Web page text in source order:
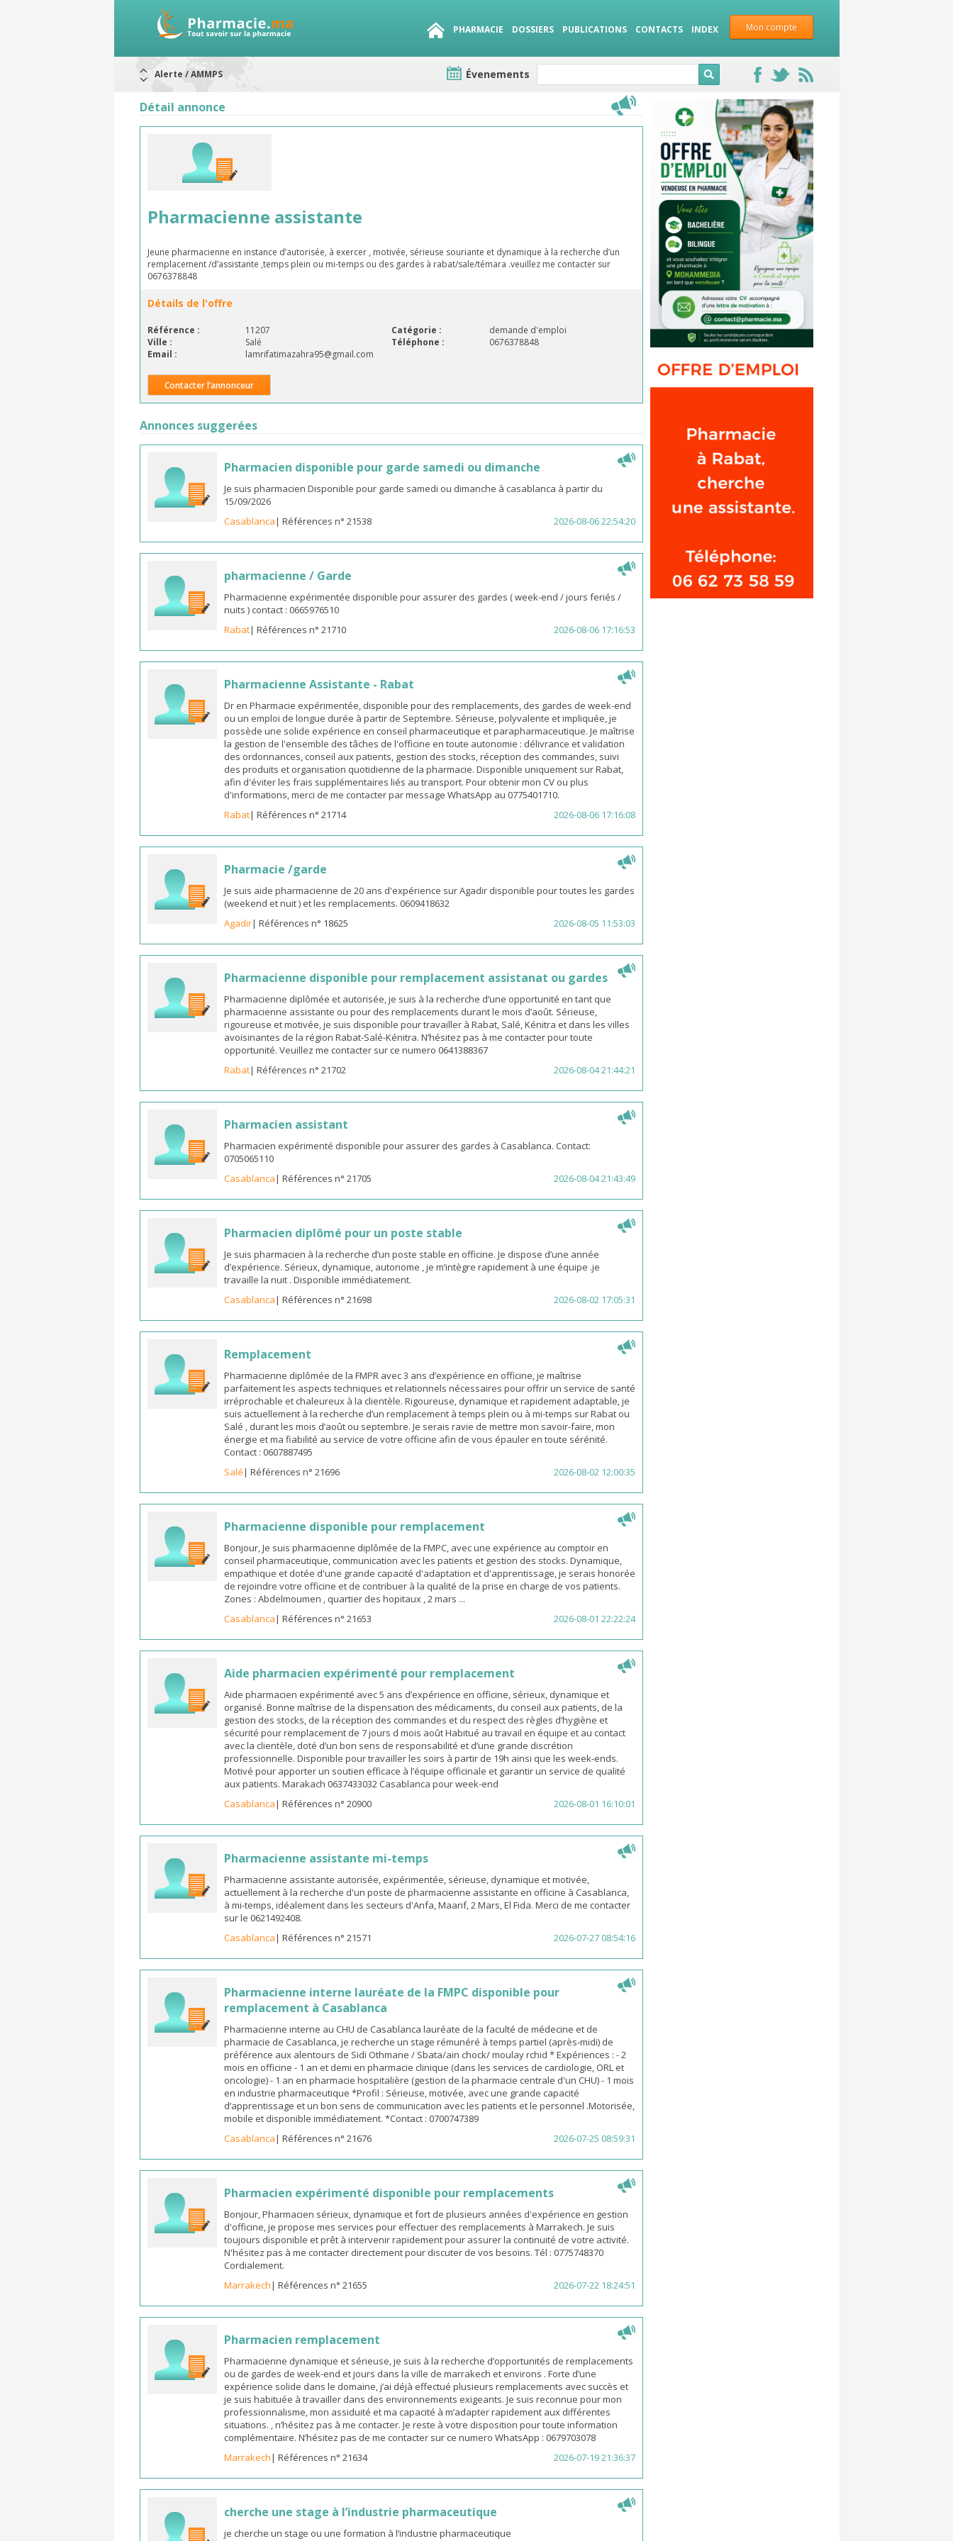
Mon compte
PHARMACIE DOSSIERS PUBLICATIONS CONTACTS INDEX
Alerte / AMMPS
ARRÊT DE COMMERCIALISATION
Rappel de lots : préparations lactées
Évenements
Détail annonce
Pharmacienne assistante
Jeune pharmacienne en instance d’autorisée, à exercer , motivée, sérieuse souriante et dynamique à la recherche d’un
remplacement /d’assistante ,temps plein ou mi-temps ou des gardes à rabat/sale/témara .veuillez me contacter sur
0676378848
Détails de l'offre
Référence : 11207 Catégorie :
demande d'emploi
Ville :
Salé Téléphone :
0676378848
Email :
lamrifatimazahra95@gmail.com
Contacter l’annonceur
Annonces suggerées
Pharmacien disponible pour garde samedi ou dimanche
Je suis pharmacien Disponible pour garde samedi ou dimanche à casablanca à partir du
15/09/2026
Casablanca| Références n° 21538 2026-08-06 22:54:20
pharmacienne / Garde
Pharmacienne expérimentée disponible pour assurer des gardes ( week-end / jours feriés /
nuits ) contact : 0665976510
Rabat| Références n° 21710 2026-08-06 17:16:53
Pharmacienne Assistante - Rabat
Dr en Pharmacie expérimentée, disponible pour des remplacements, des gardes de week-end
ou un emploi de longue durée à partir de Septembre. Sérieuse, polyvalente et impliquée, je
possède une solide expérience en conseil pharmaceutique et parapharmaceutique. Je maîtrise
la gestion de l'ensemble des tâches de l'officine en toute autonomie : délivrance et validation
des ordonnances, conseil aux patients, gestion des stocks, réception des commandes, suivi
des produits et organisation quotidienne de la pharmacie. Disponible uniquement sur Rabat,
afin d'éviter les frais supplémentaires liés au transport. Pour obtenir mon CV ou plus
d'informations, merci de me contacter par message WhatsApp au 0775401710.
Rabat| Références n° 21714 2026-08-06 17:16:08
Pharmacie /garde
Je suis aide pharmacienne de 20 ans d'expérience sur Agadir disponible pour toutes les gardes
(weekend et nuit ) et les remplacements. 0609418632
Agadir| Références n° 18625 2026-08-05 11:53:03
Pharmacienne disponible pour remplacement assistanat ou gardes
Pharmacienne diplômée et autorisée, je suis à la recherche d’une opportunité en tant que
pharmacienne assistante ou pour des remplacements durant le mois d’août. Sérieuse,
rigoureuse et motivée, je suis disponible pour travailler à Rabat, Salé, Kénitra et dans les villes
avoisinantes de la région Rabat-Salé-Kénitra. N’hésitez pas à me contacter pour toute
opportunité. Veuillez me contacter sur ce numero 0641388367
Rabat| Références n° 21702 2026-08-04 21:44:21
Pharmacien assistant
Pharmacien expérimenté disponible pour assurer des gardes à Casablanca. Contact:
0705065110
Casablanca| Références n° 21705 2026-08-04 21:43:49
Pharmacien diplômé pour un poste stable
Je suis pharmacien à la recherche d’un poste stable en officine. Je dispose d’une année
d’expérience. Sérieux, dynamique, autonome , je m’intègre rapidement à une équipe .je
travaille la nuit . Disponible immédiatement.
Casablanca| Références n° 21698 2026-08-02 17:05:31
Remplacement
Pharmacienne diplômée de la FMPR avec 3 ans d’expérience en officine, je maîtrise
parfaitement les aspects techniques et relationnels nécessaires pour offrir un service de santé
irréprochable et chaleureux à la clientèle. Rigoureuse, dynamique et rapidement adaptable, je
suis actuellement à la recherche d’un remplacement à temps plein ou à mi-temps sur Rabat ou
Salé , durant les mois d’août ou septembre. Je serais ravie de mettre mon savoir-faire, mon
énergie et ma fiabilité au service de votre officine afin de vous épauler en toute sérénité.
Contact : 0607887495
Salé| Références n° 21696 2026-08-02 12:00:35
Pharmacienne disponible pour remplacement
Bonjour, Je suis pharmacienne diplômée de la FMPC, avec une expérience au comptoir en
conseil pharmaceutique, communication avec les patients et gestion des stocks. Dynamique,
empathique et dotée d'une grande capacité d'adaptation et d'apprentissage, je serais honorée
de rejoindre votre officine et de contribuer à la qualité de la prise en charge de vos patients.
Zones : Abdelmoumen , quartier des hopitaux , 2 mars ...
Casablanca| Références n° 21653 2026-08-01 22:22:24
Aide pharmacien expérimenté pour remplacement
Aide pharmacien expérimenté avec 5 ans d’expérience en officine, sérieux, dynamique et
organisé. Bonne maîtrise de la dispensation des médicaments, du conseil aux patients, de la
gestion des stocks, de la réception des commandes et du respect des règles d’hygiène et
sécurité pour remplacement de 7 jours d mois août Habitué au travail en équipe et au contact
avec la clientèle, doté d’un bon sens de responsabilité et d’une grande discrétion
professionnelle. Disponible pour travailler les soirs à partir de 19h ainsi que les week-ends.
Motivé pour apporter un soutien efficace à l’équipe officinale et garantir un service de qualité
aux patients. Marakach 0637433032 Casablanca pour week-end
Casablanca| Références n° 20900 2026-08-01 16:10:01
Pharmacienne assistante mi-temps
Pharmacienne assistante autorisée, expérimentée, sérieuse, dynamique et motivée,
actuellement à la recherche d'un poste de pharmacienne assistante en officine à Casablanca,
à mi-temps, idéalement dans les secteurs d'Anfa, Maarif, 2 Mars, El Fida. Merci de me contacter
sur le 0621492408.
Casablanca| Références n° 21571 2026-07-27 08:54:16
Pharmacienne interne lauréate de la FMPC disponible pour
remplacement à Casablanca
Pharmacienne interne au CHU de Casablanca lauréate de la faculté de médecine et de
pharmacie de Casablanca, je recherche un stage rémunéré à temps partiel (après-midi) de
préférence aux alentours de Sidi Othmane / Sbata/ain chock/ moulay rchid * Expériences : - 2
mois en officine - 1 an et demi en pharmacie clinique (dans les services de cardiologie, ORL et
oncologie) - 1 an en pharmacie hospitalière (gestion de la pharmacie centrale d'un CHU) - 1 mois
en industrie pharmaceutique *Profil : Sérieuse, motivée, avec une grande capacité
d’apprentissage et un bon sens de communication avec les patients et le personnel .Motorisée,
mobile et disponible immédiatement. *Contact : 0700747389
Casablanca| Références n° 21676 2026-07-25 08:59:31
Pharmacien expérimenté disponible pour remplacements
Bonjour, Pharmacien sérieux, dynamique et fort de plusieurs années d'expérience en gestion
d'officine, je propose mes services pour effectuer des remplacements à Marrakech. Je suis
toujours disponible et prêt à intervenir rapidement pour assurer la continuité de votre activité.
N'hésitez pas à me contacter directement pour discuter de vos besoins. Tél : 0775748370
Cordialement.
Marrakech| Références n° 21655 2026-07-22 18:24:51
Pharmacien remplacement
Pharmacienne dynamique et sérieuse, je suis à la recherche d’opportunités de remplacements
ou de gardes de week-end et jours dans la ville de marrakech et environs . Forte d’une
expérience solide dans le domaine, j’ai déjà effectué plusieurs remplacements avec succès et
je suis habituée à travailler dans des environnements exigeants. Je suis reconnue pour mon
professionnalisme, mon assiduité et ma capacité à m’adapter rapidement aux différentes
situations. , n’hésitez pas à me contacter. Je reste à votre disposition pour toute information
complémentaire. N’hésitez pas de me contacter sur ce numero WhatsApp : 0679703078
Marrakech| Références n° 21634 2026-07-19 21:36:37
cherche une stage à l’industrie pharmaceutique
je cherche un stage ou une formation à l’industrie pharmaceutique